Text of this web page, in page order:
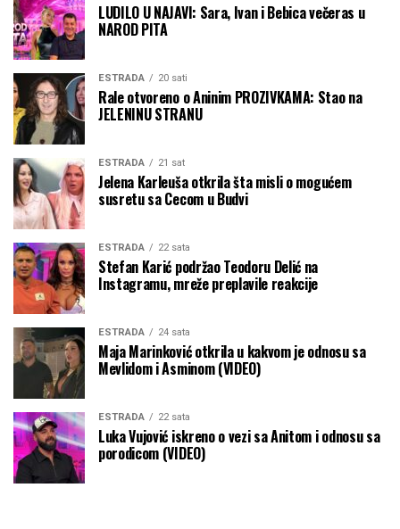
LUDILO U NAJAVI: Sara, Ivan i Bebica večeras u
NAROD PITA
ESTRADA 20 sati
Rale otvoreno o Aninim PROZIVKAMA: Stao na
JELENINU STRANU
ESTRADA 21 sat
Jelena Karleuša otkrila šta misli o mogućem
susretu sa Cecom u Budvi
ESTRADA 22 sata
Stefan Karić podržao Teodoru Delić na
Instagramu, mreže preplavile reakcije
ESTRADA 24 sata
Maja Marinković otkrila u kakvom je odnosu sa
Mevlidom i Asminom (VIDEO)
ESTRADA 22 sata
Luka Vujović iskreno o vezi sa Anitom i odnosu sa
porodicom (VIDEO)